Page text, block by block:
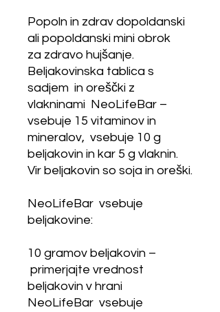
Popoln in zdrav dopoldanski
ali popoldanski mini obrok
za zdravo hujšanje.
Beljakovinska tablica s
sadjem in oreščki z
vlakninami NeoLifeBar –
vsebuje 15 vitaminov in
mineralov, vsebuje 10 g
beljakovin in kar 5 g vlaknin.
Vir beljakovin so soja in oreški.
NeoLifeBar vsebuje
beljakovine:
10 gramov beljakovin –
primerjajte vrednost
beljakovin v hrani
NeoLifeBar vsebuje